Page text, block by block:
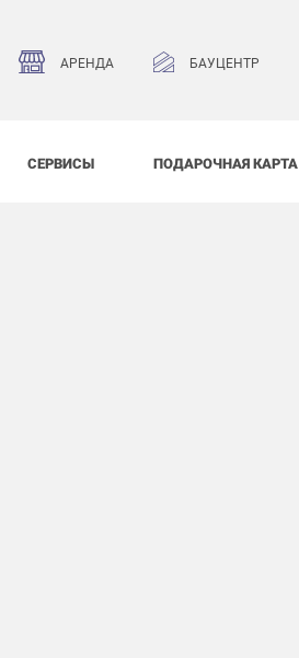
АРЕНДА БАУЦЕНТР
СЕРВИСЫ ПОДАРОЧНАЯ КАРТА